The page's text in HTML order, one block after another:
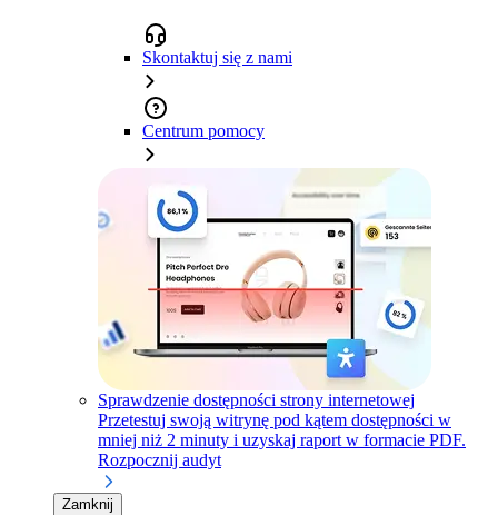
Skontaktuj się z nami
Centrum pomocy
Sprawdzenie dostępności strony internetowej
Przetestuj swoją witrynę pod kątem dostępności w
mniej niż 2 minuty i uzyskaj raport w formacie PDF.
Rozpocznij audyt
Zamknij